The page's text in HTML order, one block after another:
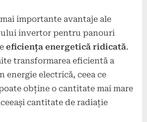
importante avantaje ale
invertor pentru panouri
eficiența energetică ridicată.
transformarea eficientă a
energie electrică, ceea ce
obține o cantitate mai mare
cantitate de radiație